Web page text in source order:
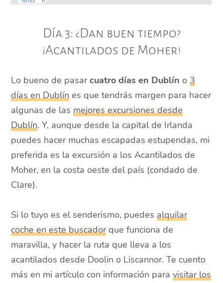
Día 3: ¿Dan buen tiempo?
¡Acantilados de Moher!
Lo bueno de pasarcuatro días en Dublín o3
días en Dublín es que tendrás margen para hacer
algunas de lasmejores excursiones desde
Dublín. Y, aunque desde la capital de Irlanda
puedes hacer muchas escapadas estupendas, mi
preferida es la excursión a los Acantilados de
Moher, en la costa oeste del país (condado de
Clare).
Si lo tuyo es el senderismo, puedesalquilar
coche en este buscadorque funciona de
maravilla, y hacer la ruta que lleva a los
acantilados desde Doolin o Liscannor. Te cuento
más en mi artículo con información paravisitar los